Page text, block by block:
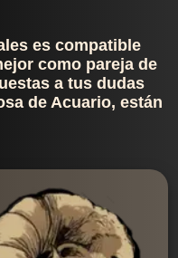
es compatible
como pareja de
a tus dudas
de Acuario, están